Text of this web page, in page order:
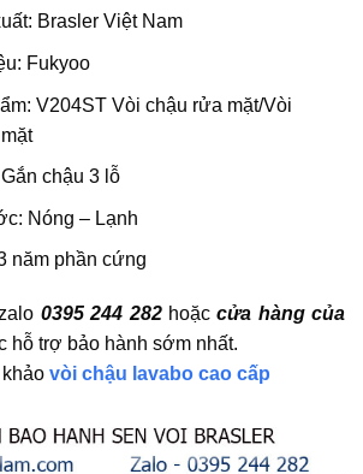
Brasler Việt Nam
Fukyoo
V204ST Vòi chậu rửa mặt/Vòi
chậu 3 lỗ
Nóng – Lạnh
năm phần cứng
0395 244 282hoặccửa hàng của
hỗ trợ bảo hành sớm nhất.
vòi chậu lavabo cao cấp